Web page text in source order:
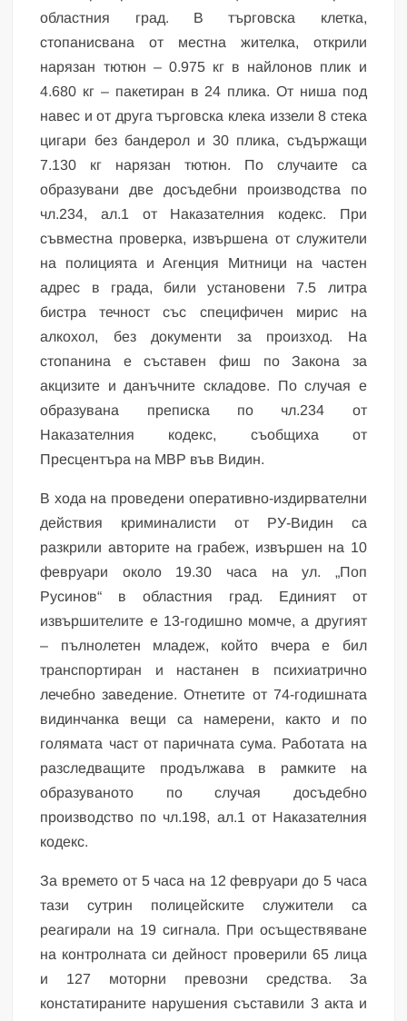
областния град. В търговска клетка,
стопанисвана от местна жителка, открили
нарязан тютюн – 0.975 кг в найлонов плик и
4.680 кг – пакетиран в 24 плика. От ниша под
навес и от друга търговска клека иззели 8 стека
цигари без бандерол и 30 плика, съдържащи
7.130 кг нарязан тютюн. По случаите са
образувани две досъдебни производства по
чл.234, ал.1 от Наказателния кодекс. При
съвместна проверка, извършена от служители
на полицията и Агенция Митници на частен
адрес в града, били установени 7.5 литра
бистра течност със специфичен мирис на
алкохол, без документи за произход. На
стопанина е съставен фиш по Закона за
акцизите и данъчните складове. По случая е
образувана преписка по чл.234 от
Наказателния кодекс, съобщиха от
Пресцентъра на МВР във Видин.
В хода на проведени оперативно-издирвателни
действия криминалисти от РУ-Видин са
разкрили авторите на грабеж, извършен на 10
февруари около 19.30 часа на ул. „Поп
Русинов“ в областния град. Единият от
извършителите е 13-годишно момче, а другият
– пълнолетен младеж, който вчера е бил
транспортиран и настанен в психиатрично
лечебно заведение. Отнетите от 74-годишната
видинчанка вещи са намерени, както и по
голямата част от паричната сума. Работата на
разследващите продължава в рамките на
образуваното по случая досъдебно
производство по чл.198, ал.1 от Наказателния
кодекс.
За времето от 5 часа на 12 февруари до 5 часа
тази сутрин полицейските служители са
реагирали на 19 сигнала. При осъществяване
на контролната си дейност проверили 65 лица
и 127 моторни превозни средства. За
констатираните нарушения съставили 3 акта и